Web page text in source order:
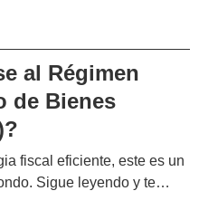
al Régimen
de Bienes
fiscal eficiente, este es un
Sigue leyendo y te…